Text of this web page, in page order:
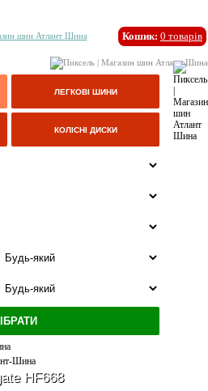
Кошик: 0 товарів
ЛЕГКОВІ ШИНИ
КОЛІСНІ ДИСКИ
HF668